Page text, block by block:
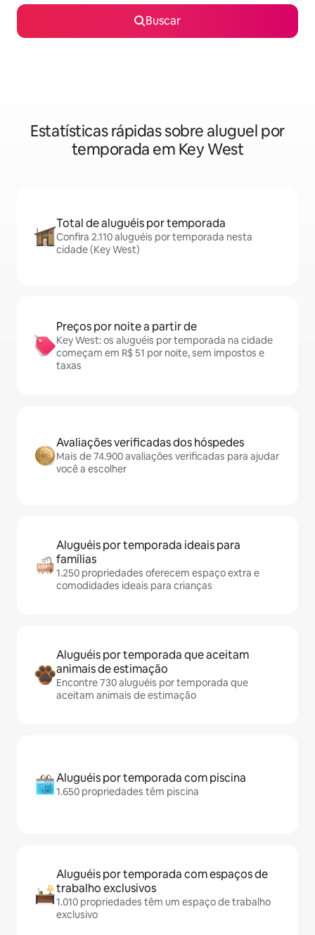
Buscar
Estatísticas rápidas sobre aluguel por
temporada em Key West
Total de aluguéis por temporada
Confira 2.110 aluguéis por temporada nesta
cidade (Key West)
Preços por noite a partir de
Key West: os aluguéis por temporada na cidade
começam em R$ 51 por noite, sem impostos e
taxas
Avaliações verificadas dos hóspedes
Mais de 74.900 avaliações verificadas para ajudar
você a escolher
Aluguéis por temporada ideais para
famílias
1.250 propriedades oferecem espaço extra e
comodidades ideais para crianças
Aluguéis por temporada que aceitam
animais de estimação
Encontre 730 aluguéis por temporada que
aceitam animais de estimação
Aluguéis por temporada com piscina
1.650 propriedades têm piscina
Aluguéis por temporada com espaços de
trabalho exclusivos
1.010 propriedades têm um espaço de trabalho
exclusivo